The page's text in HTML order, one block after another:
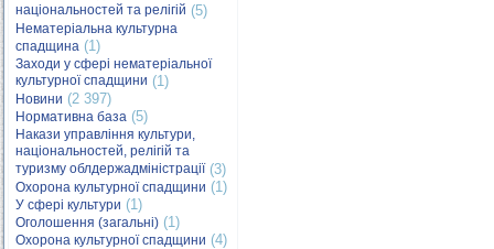
національностей та релігій (5)
Нематеріальна культурна
спадщина (1)
Заходи у сфері нематеріальної
культурної спадщини (1)
Новини (2 397)
Нормативна база (5)
Накази управління культури,
національностей, релігій та
туризму облдержадміністрації(3)
Охорона культурної спадщини (1)
У сфері культури (1)
Оголошення (загальні) (1)
Охорона культурної спадщини (4)